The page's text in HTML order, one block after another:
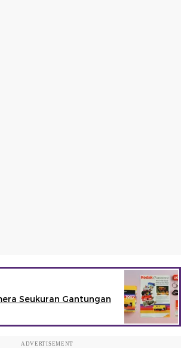
Seukuran Gantungan
ADVERTISEMENT